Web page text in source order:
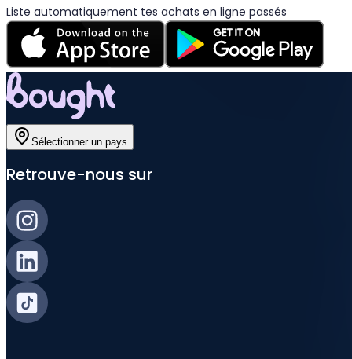
Liste automatiquement tes achats en ligne passés
Sélectionner un pays
Retrouve-nous sur